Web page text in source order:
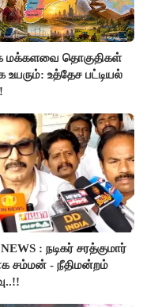
மக்களவை தொகுதிகள்
உயரும்: உத்தேச பட்டியல்
: நடிகர் சரத்குமார்
சம்மன் - நீதிமன்றம்